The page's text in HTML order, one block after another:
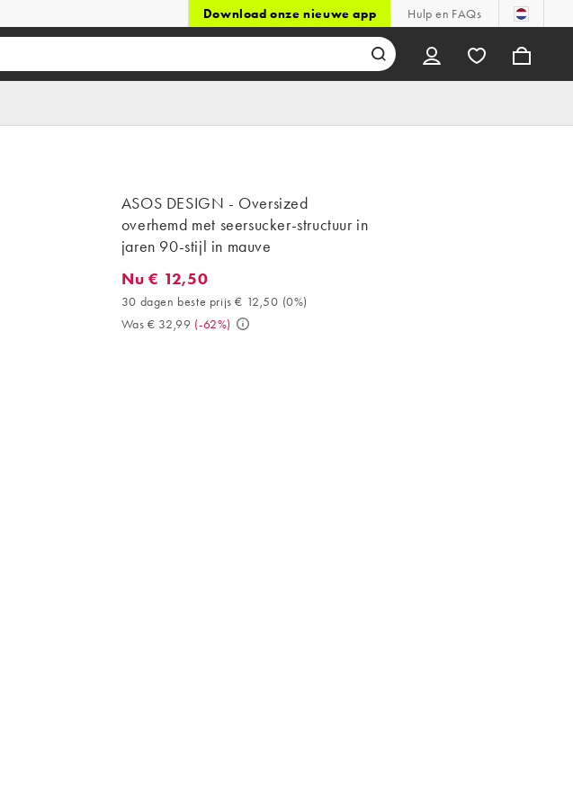
Download onze nieuwe app Hulp en FAQs
ASOS DESIGN - Oversized
overhemd met seersucker-structuur in
jaren 90-stijl in mauve
Nu € 12,50. 30 dagen beste prijs € 12,50 (0%). Was € 32,99. (-62%)
Nu € 12,50
30 dagen beste prijs € 12,50 (0%)
Was € 32,99 (-62%)